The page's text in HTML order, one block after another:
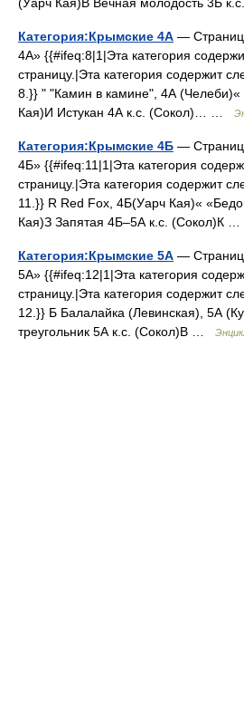
Категория:Крымские 4А —
4А» {{#ifeq:8|1|Эта категория
страницу.|Эта категория содержит
8.}} " "Камин в камине", 4А
Кая)И Истукан 4А к.с. (Сокол)… …
Категория:Крымские 4Б —
4Б» {{#ifeq:11|1|Эта категория
страницу.|Эта категория содержит
11.}} R Red Fox, 4Б(Уарч Кая)«
Кая)З Запятая 4Б–5А к.с. (Сокол)К …
Категория:Крымские 5А —
5А» {{#ifeq:12|1|Эта категория
страницу.|Эта категория содержит
12.}} Б Балалайка (Левинская), 5А
треугольник 5А к.с. (Сокол)В …